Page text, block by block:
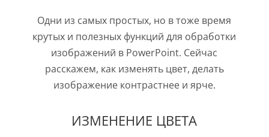
Одни из самых простых, но в тоже время
крутых и полезных функций для обработки
изображений в PowerPoint. Сейчас
расскажем, как изменять цвет, делать
изображение контрастнее и ярче.
ИЗМЕНЕНИЕ ЦВЕТА